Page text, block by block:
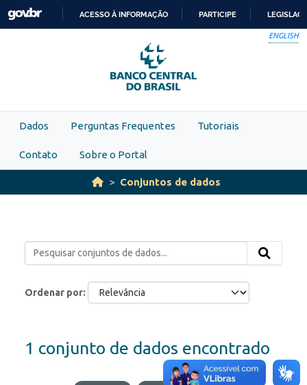
Skip to main content
PARA
O
CONTEÚDO
ACESSO À INFORMAÇÃO PARTICIPE
ENGLISH
Dados Perguntas Frequentes Tutoriais
Contato Sobre o Portal
Conjuntos de dados
Ordenar por
1 conjunto de dados encontrado